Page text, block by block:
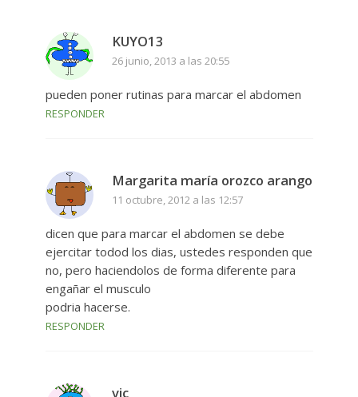
KUYO13
26 junio, 2013 a las 20:55
pueden poner rutinas para marcar el abdomen
RESPONDER
Margarita maría orozco arango
11 octubre, 2012 a las 12:57
dicen que para marcar el abdomen se debe
ejercitar todod los dias, ustedes responden que
no, pero haciendolos de forma diferente para
engañar el musculo
podria hacerse.
RESPONDER
vic